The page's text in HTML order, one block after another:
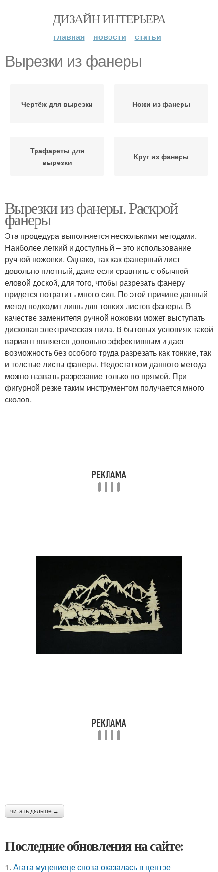
ДИЗАЙН ИНТЕРЬЕРА
главная новости статьи
Вырезки из фанеры
Чертёж для вырезки Ножи из фанеры
Трафареты для
вырезки
Круг из фанеры
Вырезки из фанеры. Раскрой
фанеры
Эта процедура выполняется несколькими методами.
Наиболее легкий и доступный – это использование
ручной ножовки. Однако, так как фанерный лист
довольно плотный, даже если сравнить с обычной
еловой доской, для того, чтобы разрезать фанеру
придется потратить много сил. По этой причине данный
метод подходит лишь для тонких листов фанеры. В
качестве заменителя ручной ножовки может выступать
дисковая электрическая пила. В бытовых условиях такой
вариант является довольно эффективным и дает
возможность без особого труда разрезать как тонкие, так
и толстые листы фанеры. Недостатком данного метода
можно назвать разрезание только по прямой. При
фигурной резке таким инструментом получается много
сколов.
читать дальше →
Последние обновления на сайте:
1. Агата муцениеце снова оказалась в центре